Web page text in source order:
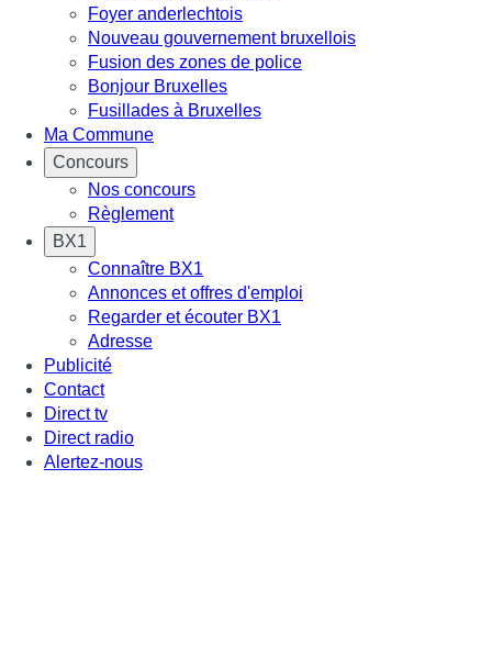
Foyer anderlechtois
Nouveau gouvernement bruxellois
Fusion des zones de police
Bonjour Bruxelles
Fusillades à Bruxelles
Ma Commune
Concours
Nos concours
Règlement
BX1
Connaître BX1
Annonces et offres d'emploi
Regarder et écouter BX1
Adresse
Publicité
Contact
Direct tv
Direct radio
Alertez-nous